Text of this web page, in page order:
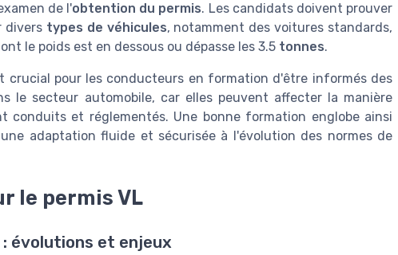
de l'obtention du permis. Les candidats doivent prouver
divers types de véhicules, notamment des voitures standards,
le poids est en dessous ou dépasse les 3.5 tonnes.
crucial pour les conducteurs en formation d'être informés des
le secteur automobile, car elles peuvent affecter la manière
conduits et réglementés. Une bonne formation englobe ainsi
adaptation fluide et sécurisée à l'évolution des normes de
le permis VL
évolutions et enjeux